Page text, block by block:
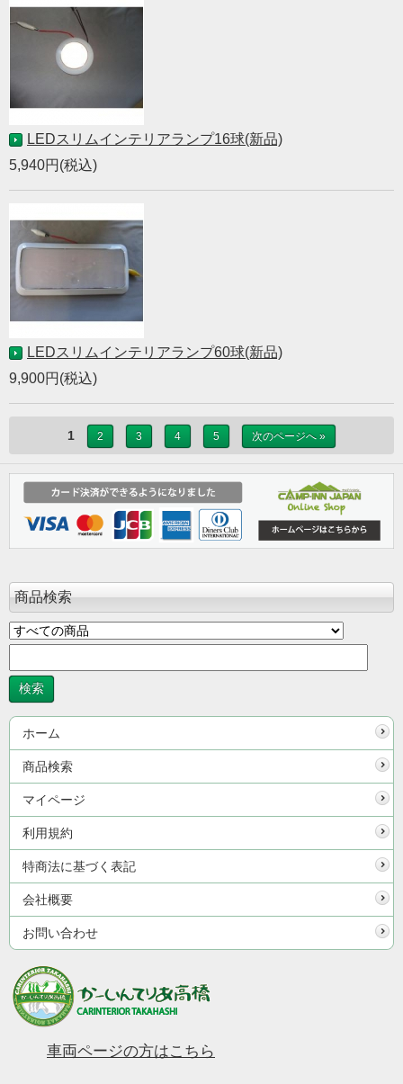
LEDスリムインテリアランプ16球(新品)
5,940円(税込)
LEDスリムインテリアランプ60球(新品)
9,900円(税込)
1 2 3 4 5 次のページへ »
商品検索
ホーム
商品検索
マイページ
利用規約
特商法に基づく表記
会社概要
お問い合わせ
車両ページの方はこちら